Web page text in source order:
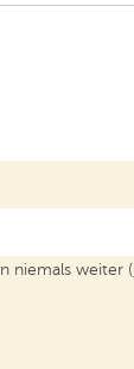
niemals weiter (